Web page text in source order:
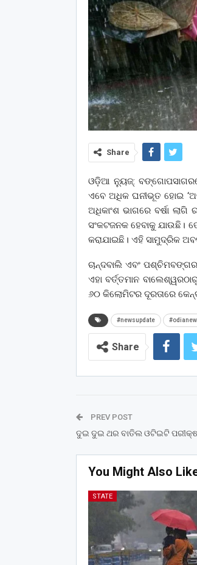
Share
ଓଡ଼ିଆ ନ୍ୟୁଜ୍:
ଏବେ ଅଧିକ ଘନୀଭୂତ ହୋଇ
ଅଧିକାଂଶ ଭାଗରେ ବର୍ଷା
ସଂକଟଜନକ ହେବାକୁ ଯାଉଛି।
କରାଯାଇଛି। ଏହି ସାମୁଦ୍ରିକ
ଚାନ୍ଦବାଲି ଏବଂ
ଏହା ବର୍ତ୍ତମାନ
୬୦ କିଲୋମିଟର ଦୂରତାରେ
#newsupdate
Share
PREV POST
ଦୁଇ ଦୁଇ ଥର ବାତିଲ ଓଟିଇଟି
You Might Also
STATE